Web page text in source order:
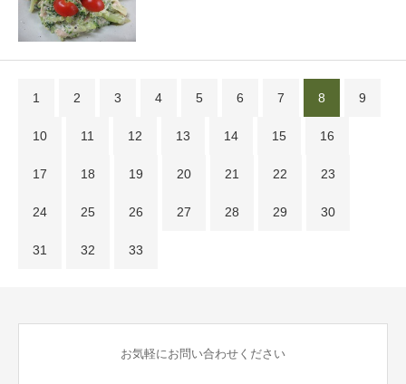
1 2 3 4 5 6 7 8 9
10 11 12 13 14 15 16
17 18 19 20 21 22 23
24 25 26 27 28 29 30
31 32 33
お気軽にお問い合わせください